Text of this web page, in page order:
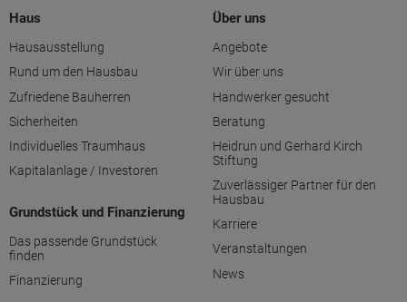
Haus
Hausausstellung
Rund um den Hausbau
Zufriedene Bauherren
Sicherheiten
Individuelles Traumhaus
Kapitalanlage / Investoren
Grundstück und Finanzierung
Das passende Grundstück
finden
Finanzierung
Über uns
Angebote
Wir über uns
Handwerker gesucht
Beratung
Heidrun und Gerhard Kirch
Stiftung
Zuverlässiger Partner für den
Hausbau
Karriere
Veranstaltungen
News